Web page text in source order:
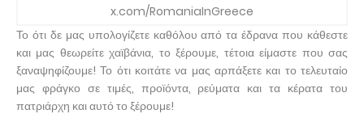
x.com/RomaniaInGreece
Το ότι δε μας υπολογίζετε καθόλου από τα έδρανα που κάθεστε
και μας θεωρείτε χαϊβάνια, το ξέρουμε, τέτοια είμαστε που σας
ξαναψηφίζουμε! Το ότι κοιτάτε να μας αρπάξετε και το τελευταίο
μας φράγκο σε τιμές, προϊόντα, ρεύματα και τα κέρατα του
πατριάρχη και αυτό το ξέρουμε!